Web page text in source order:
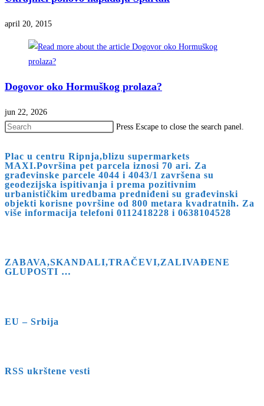
april 20, 2015
Dogovor oko Hormuškog prolaza?
jun 22, 2026
Press Escape to close the search panel.
Plac u centru Ripnja,blizu supermarkets
MAXI.Površina pet parcela iznosi 70 ari. Za
građevinske parcele 4044 i 4043/1 završena su
geodezijska ispitivanja i prema pozitivnim
urbanističkim uredbama predniđeni su građevinski
objekti korisne površine od 800 metara kvadratnih. Za
više informacija telefoni 0112418228 i 0638104528
ZABAVA,SKANDALI,TRAČEVI,ZALIVAĐENE
GLUPOSTI …
EU – Srbija
RSS ukrštene vesti